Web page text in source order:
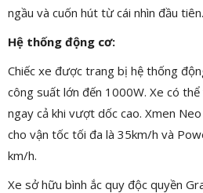
ngầu và cuốn hút từ cái nhìn đầu tiên.
Hệ thống động cơ:
Chiếc xe được trang bị hệ thống
công suất lớn đến 1000W. Xe có
ngay cả khi vượt dốc cao. Xmen
cho vận tốc tối đa là 35km/h và
km/h.
Xe sở hữu bình ắc quy độc quyền